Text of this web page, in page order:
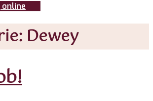
online
Dewey